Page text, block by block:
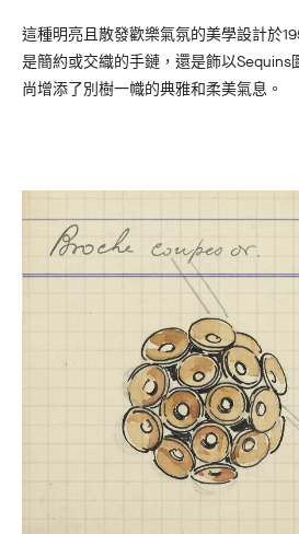
這種明亮且散發歡樂氣氛的美學設計於
是簡約或交織的手鏈，還是飾以Sequins
尚增添了別樹一幟的典雅和柔美氣息。